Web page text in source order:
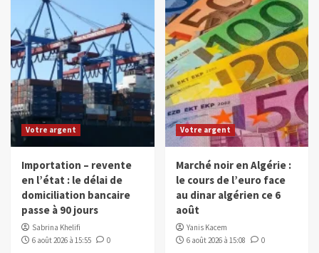
Votre argent
Importation – revente
en l’état : le délai de
domiciliation bancaire
passe à 90 jours
Sabrina Khelifi
6 août 2026 à 15:55
0
Votre argent
Marché noir en Algérie :
le cours de l’euro face
au dinar algérien ce 6
août
Yanis Kacem
6 août 2026 à 15:08
0